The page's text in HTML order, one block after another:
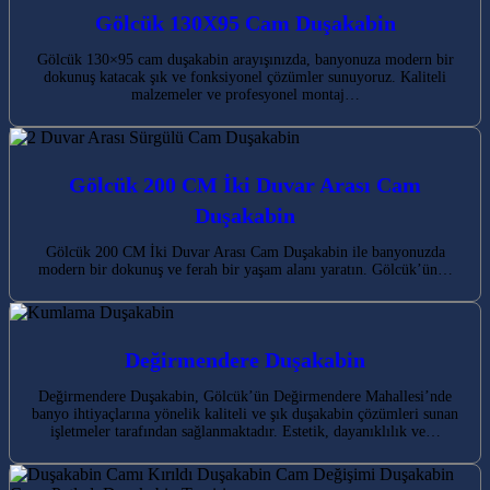
Gölcük 130X95 Cam Duşakabin
Gölcük 130×95 cam duşakabin arayışınızda, banyonuza modern bir
dokunuş katacak şık ve fonksiyonel çözümler sunuyoruz. Kaliteli
malzemeler ve profesyonel montaj…
Gölcük 200 CM İki Duvar Arası Cam
Duşakabin
Gölcük 200 CM İki Duvar Arası Cam Duşakabin ile banyonuzda
modern bir dokunuş ve ferah bir yaşam alanı yaratın. Gölcük’ün…
Değirmendere Duşakabin
Değirmendere Duşakabin, Gölcük’ün Değirmendere Mahallesi’nde
banyo ihtiyaçlarına yönelik kaliteli ve şık duşakabin çözümleri sunan
işletmeler tarafından sağlanmaktadır. Estetik, dayanıklılık ve…